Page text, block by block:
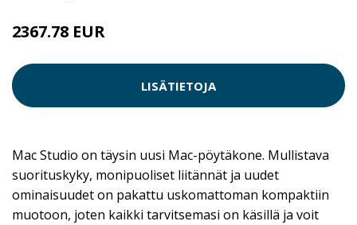
2367.78 EUR
LISÄTIETOJA
Mac Studio on täysin uusi Mac-pöytäkone. Mullistava
suorituskyky, monipuoliset liitännät ja uudet
ominaisuudet on pakattu uskomattoman kompaktiin
muotoon, joten kaikki tarvitsemasi on käsillä ja voit